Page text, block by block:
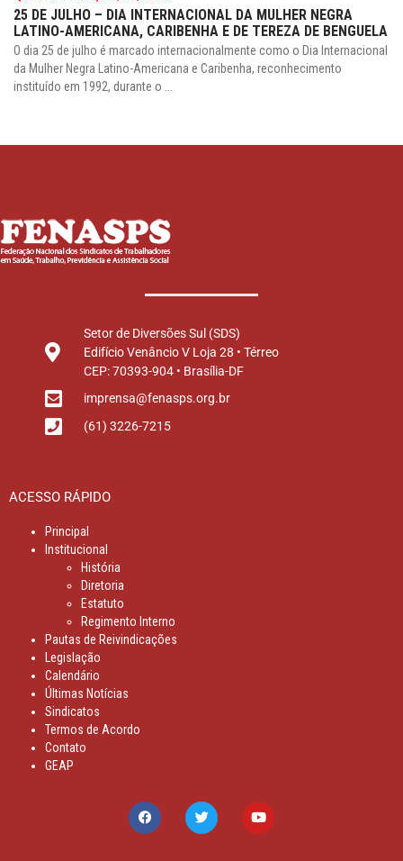
25 DE JULHO – DIA INTERNACIONAL DA MULHER NEGRA
LATINO-AMERICANA, CARIBENHA E DE TEREZA DE BENGUELA
O dia 25 de julho é marcado internacionalmente como o Dia Internacional
da Mulher Negra Latino-Americana e Caribenha, reconhecimento
instituído em 1992, durante o ...
Setor de Diversões Sul (SDS)
Edifício Venâncio V Loja 28 • Térreo
CEP: 70393-904 • Brasília-DF
imprensa@fenasps.org.br
(61) 3226-7215
ACESSO RÁPIDO
Principal
Institucional
História
Diretoria
Estatuto
Regimento Interno
Pautas de Reivindicações
Legislação
Calendário
Últimas Notícias
Sindicatos
Termos de Acordo
Contato
GEAP